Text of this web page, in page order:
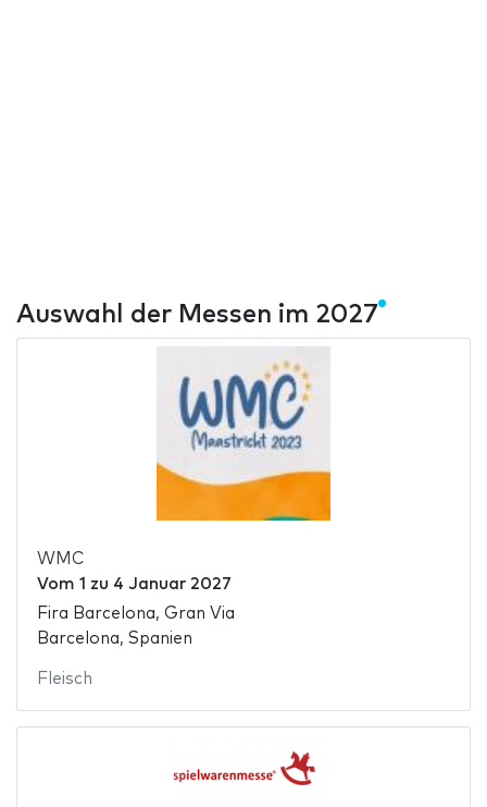
Auswahl der Messen im 2027
WMC
Vom 1 zu 4 Januar 2027
Fira Barcelona, Gran Via
Barcelona, Spanien
Fleisch